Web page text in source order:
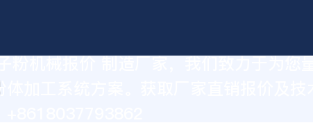
加工系统方案。获取厂家直销报价及技术